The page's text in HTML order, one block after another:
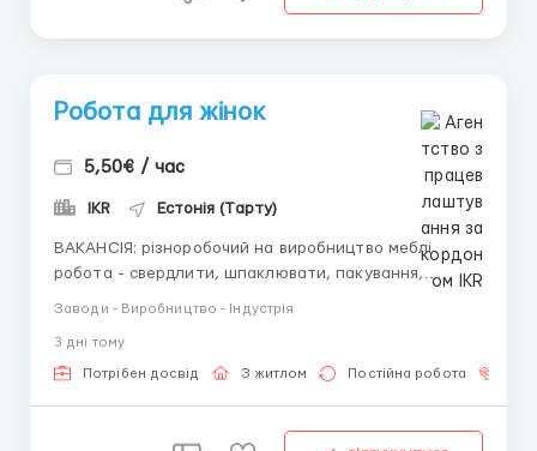
Робота для жінок
5,50€ / час
IKR Естонія (Тарту)
ВАКАНСІЯ: різноробочий на виробництво меблі
робота - свердлити, шпаклювати, пакування,
монтаж) робота підійде для жінок надаємо житло,
роботи: Põlvamaa офіційне працевлаштування
оплата 5,50 євро за годину нетто телефонуйте для
Заводи - Виробництво - Індустрія
3 днi тому
Потрібен досвід З житлом Постійна робота